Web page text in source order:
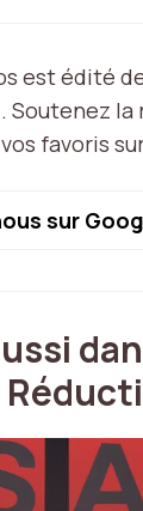
est édité
Soutenez la
favoris
sur